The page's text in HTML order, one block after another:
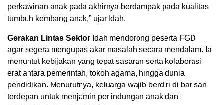
perkawinan anak pada akhirnya berdampak pada kualitas
tumbuh kembang anak,” ujar Idah.
Gerakan Lintas Sektor Idah mendorong peserta FGD
agar segera mengupas akar masalah secara mendalam. Ia
menuntut kebijakan yang tepat sasaran serta kolaborasi
erat antara pemerintah, tokoh agama, hingga dunia
pendidikan. Menurutnya, keluarga wajib berdiri di barisan
terdepan untuk menjamin perlindungan anak dan